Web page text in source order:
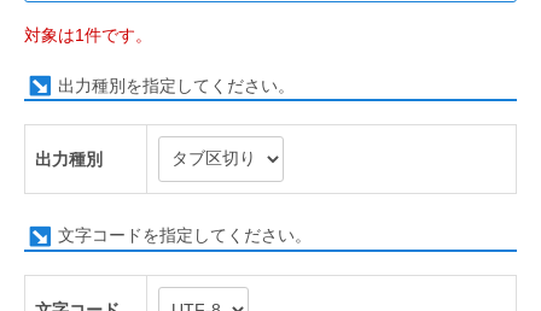
対象は1件です。
出力種別を指定してください。
出力種別
文字コードを指定してください。